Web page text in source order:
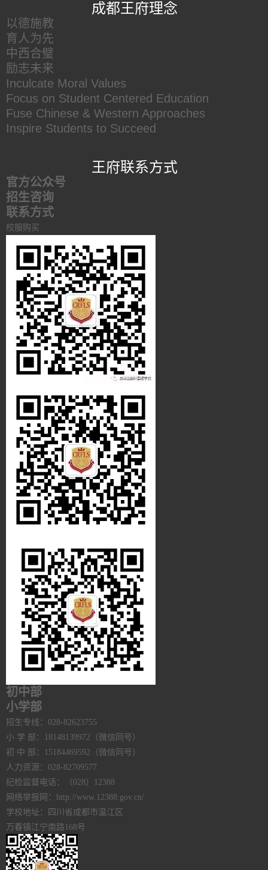
成都王府理念
以德施教
育人为先
中西合璧
励志未来
Inculcate Moral Values
Focus on Student Centered Education
Fuse Chinese & Western Approaches
Inspire Students to Succeed
王府联系方式
官方公众号
招生咨询
联系方式
校服购买
初中部
小学部
招生专线：028-82623755
小 学 部：18148139972（微信同号）
初 中 部：15184469592（微信同号）
人力资源：028-82709577
纪检监督电话：（028）12388
网络举报网：http://www.12388.gov.cn/
学校地址：四川省成都市温江区
万春镇江宁南路168号